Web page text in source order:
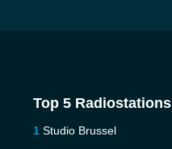
Top 5 Radiostations
Studio Brussel